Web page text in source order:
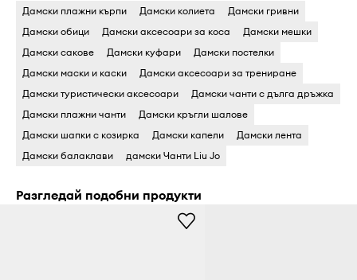
Дамски плажни кърпи Дамски колиета
Дамски гривни
Дамски обици
Дамски аксесоари за коса
Дамски мешки
Дамски сакове
Дамски куфари
Дамски постелки
Дамски маски и каски
Дамски аксесоари за трениране
Дамски туристически аксесоари
Дамски чанти с дълга дръжка
Дамски плажни чанти
Дамски кръгли шалове
Дамски шапки с козирка
Дамски капели
Дамски лента
Дамски балаклави
дамски Чанти Liu Jo
Разгледай подобни продукти